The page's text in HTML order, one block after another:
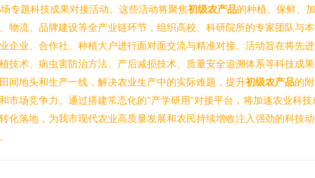
专题科技成果对接活动。这些活动将聚焦初级农产品的种植、保鲜、加
物流、品牌建设等全产业链环节，组织高校、科研院所的专家团队与
企业、合作社、种植大户进行面对面交流与精准对接。活动旨在将先
技术、病虫害防治方法、产后减损技术、质量安全追溯体系等科技成
间地头和生产一线，解决农业生产中的实际难题，提升初级农产品的
市场竞争力。通过搭建常态化的“产学研用”对接平台，将加速农业科技
化落地，为我市现代农业高质量发展和农民持续增收注入强劲的科技动